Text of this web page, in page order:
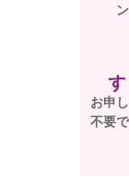
お申
不要